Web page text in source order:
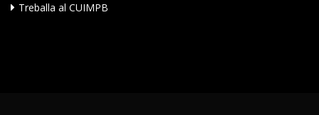
Treballa al CUIMPB